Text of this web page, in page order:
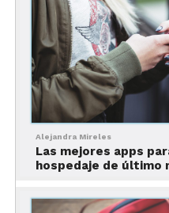
Además,cuenta con
que ya han probado esa
Esta aplicación, es una
sorprender a tus
Hello vino,
Alejandra Mireles
Las mejores apps
hospedaje de último